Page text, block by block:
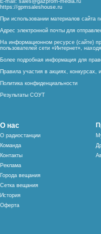
E-mail: sales@gazprom-media.ru
https://gpmsaleshouse.ru
При использовании материалов сайта
Адрес электронной почты для
На информационном ресурсе (сайте)
пользователей сети «Интернет»,
Более подробная информация для
Правила участия в акциях, конкурсах,
Политика конфиденциальности
Результаты СОУТ
О нас
О радиостанции
Команда
Контакты
Реклама
Города вещания
Сетка вещания
История
Оферта